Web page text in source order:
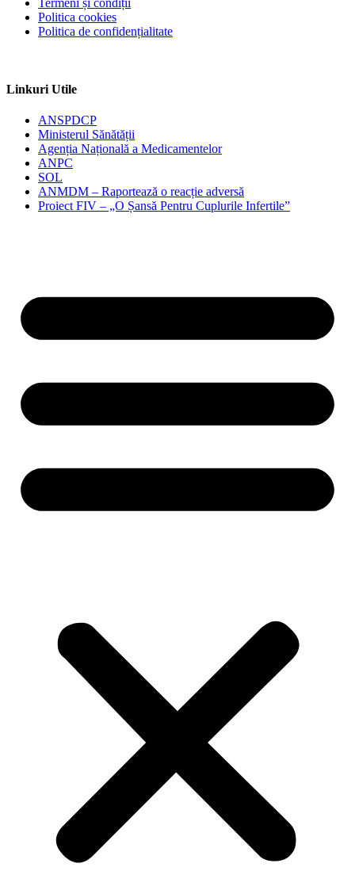
Politica cookies
Politica de confidențialitate
Linkuri Utile
ANSPDCP
Ministerul Sănătății
Agenția Națională a Medicamentelor
ANPC
SOL
ANMDM – Raportează o reacție adversă
Proiect FIV – „O Șansă Pentru Cuplurile Infertile”